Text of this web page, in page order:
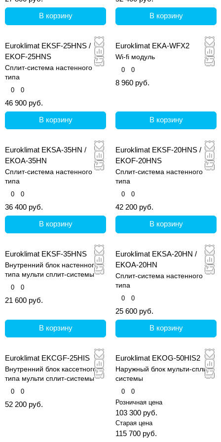
В корзину В корзину
Euroklimat EKSF-25HNS /
EKOF-25HNS
Сплит-система настенного
типа
0 0
46 900 руб.
В корзину
Euroklimat EKA-WFX2
Wi-fi модуль
0 0
8 960 руб.
В корзину
Euroklimat EKSA-35HN /
EKOA-35HN
Сплит-система настенного
типа
0 0
36 400 руб.
В корзину
Euroklimat EKSF-20HNS /
EKOF-20HNS
Сплит-система настенного
типа
0 0
42 200 руб.
В корзину
Euroklimat EKSF-35HNS
Внутренний блок настенного
типа мульти сплит-системы
0 0
21 600 руб.
В корзину
Euroklimat EKSA-20HN /
EKOA-20HN
Сплит-система настенного
типа
0 0
25 600 руб.
В корзину
Euroklimat EKCGF-25HIS
Внутренний блок кассетного
типа мульти сплит-системы
0 0
52 200 руб.
Euroklimat EKOG-50HIS2
Наружный блок мульти-сплит
системы
0
0
Розничная цена
103 300 руб.
Старая цена
115 700 руб.